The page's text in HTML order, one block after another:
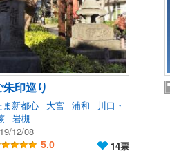
印巡り
ま新都心 大宮 浦和
川口・
岩槻
12/08
5.0 14票